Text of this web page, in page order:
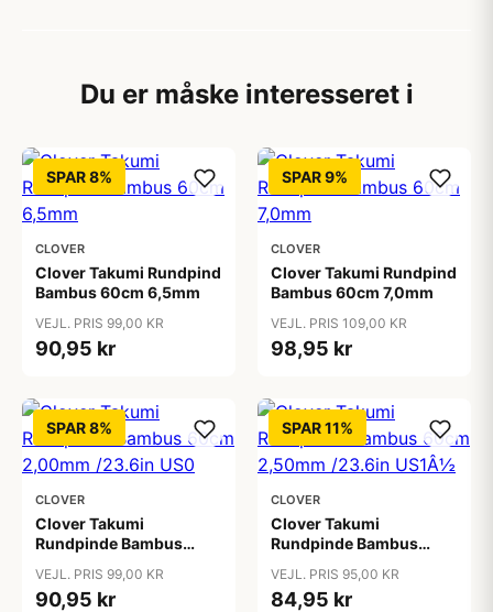
Du er måske interesseret i
SPAR 8%
CLOVER
Clover Takumi Rundpind
Bambus 60cm 6,5mm
VEJL. PRIS 99,00 KR
90,95 kr
SPAR 9%
CLOVER
Clover Takumi Rundpind
Bambus 60cm 7,0mm
VEJL. PRIS 109,00 KR
98,95 kr
SPAR 8%
CLOVER
Clover Takumi
Rundpinde Bambus
US0
VEJL. PRIS 99,00 KR
90,95 kr
SPAR 11%
CLOVER
Clover Takumi
Rundpinde Bambus
US1Â½
VEJL. PRIS 95,00 KR
84,95 kr